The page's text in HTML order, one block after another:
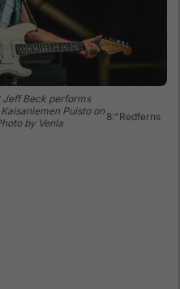
Jeff Beck performs
Puisto on
by Venla
8:"Redferns